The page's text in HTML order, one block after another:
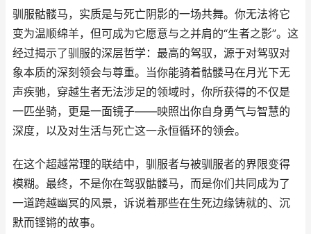
驯服骷髅马，实质是与死亡阴影的一场共舞。你无法将它
变为温顺绵羊，但可成为它愿意与之并肩的“生者之影”。这
经过揭示了驯服的深层哲学：最高的驾驭，源于对驾驭对
象本质的深刻领会与尊重。当你能骑着骷髅马在月光下无
声疾驰，穿越生者无法涉足的领域时，你所获得的不仅是
一匹坐骑，更是一面镜子——映照出你自身勇气与智慧的
深度，以及对生活与死亡这一永恒循环的领会。
在这个超越常理的联结中，驯服者与被驯服者的界限变得
模糊。最终，不是你在驾驭骷髅马，而是你们共同成为了
一道跨越幽冥的风景，诉说着那些在生死边缘铸就的、沉
默而铿锵的故事。